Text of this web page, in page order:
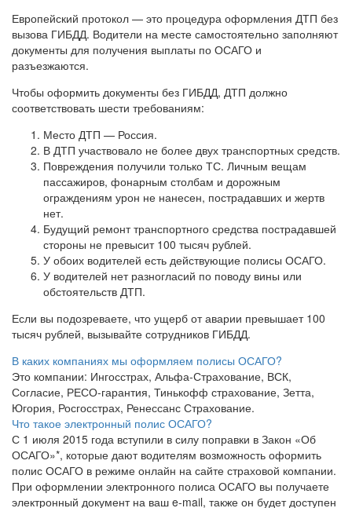
Европейский протокол — это процедура оформления ДТП без
вызова ГИБДД. Водители на месте самостоятельно заполняют
документы для получения выплаты по ОСАГО и
разъезжаются.
Чтобы оформить документы без ГИБДД, ДТП должно
соответствовать шести требованиям:
Место ДТП — Россия.
В ДТП участвовало не более двух транспортных средств.
Повреждения получили только ТС. Личным вещам
пассажиров, фонарным столбам и дорожным
ограждениям урон не нанесен, пострадавших и жертв
нет.
Будущий ремонт транспортного средства пострадавшей
стороны не превысит 100 тысяч рублей.
У обоих водителей есть действующие полисы ОСАГО.
У водителей нет разногласий по поводу вины или
обстоятельств ДТП.
Если вы подозреваете, что ущерб от аварии превышает 100
тысяч рублей, вызывайте сотрудников ГИБДД.
В каких компаниях мы оформляем полисы ОСАГО?
Это компании: Ингосстрах, Альфа-Страхование, ВСК,
Согласие, РЕСО-гарантия, Тинькофф страхование, Зетта,
Югория, Росгосстрах, Ренессанс Страхование.
Что такое электронный полис ОСАГО?
С 1 июля 2015 года вступили в силу поправки в Закон «Об
ОСАГО»*, которые дают водителям возможность оформить
полис ОСАГО в режиме онлайн на сайте страховой компании.
При оформлении электронного полиса ОСАГО вы получаете
электронный документ на ваш e-mail, также он будет доступен